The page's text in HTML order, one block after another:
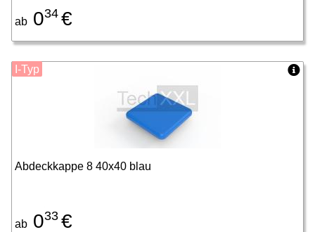
ab 034 €
Abdeckkappe 8 40x40 blau
ab 033 €
I-Typ